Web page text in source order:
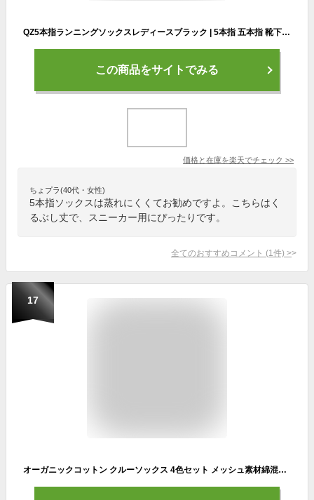
QZ5本指ランニングソックスレディースブラック | 5本指 五本指 靴下 ソックス レディース ランニング 夏用 水色 メンズ スポーツ くるぶし ショート スニーカー ピンク 紫
この商品をサイトでみる
価格と在庫を楽天でチェック >>
ちょプラ(40代・女性)
5本指ソックスは蒸れにくくてお勧めですよ。こちらはく
るぶし丈で、スニーカー用にぴったりです。
全てのおすすめコメント (1 件) >
17
オーガニックコットン クルーソックス 4色セット メッシュ素材綿混レディース 靴下 抗菌防臭 吸水速乾(くつした 女性 おしゃれ 母の日 プレゼント かわいい ショート 通販 ナチュラル 春夏)